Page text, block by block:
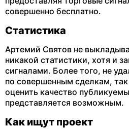
совершенно бесплатно.
Статистика
Артемий Святов не
никакой статистики, хотя и
сигналами. Более того, не
по совершенным сделкам,
оценить качество
представляется возможным.
Как ищут проект